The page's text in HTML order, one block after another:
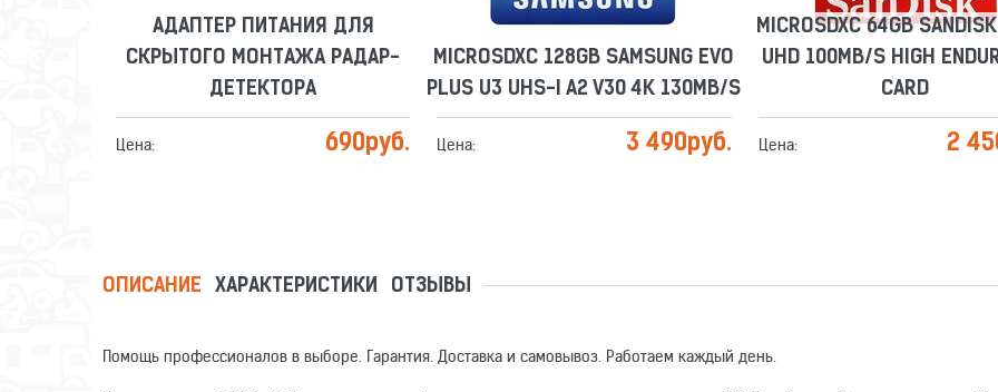
АДАПТЕР ПИТАНИЯ ДЛЯ
СКРЫТОГО МОНТАЖА РАДАР-
ДЕТЕКТОРА
Цена: 690руб.
MICROSDXC 128GB SAMSUNG EVO
PLUS U3 UHS-I A2 V30 4K 130MB/S
Цена: 3 490руб.
MICROSDXC 64GB
UHD 100MB/S HIGH
CARD
Цена: 2
ОПИСАНИЕ ХАРАКТЕРИСТИКИ ОТЗЫВЫ
Помощь профессионалов в выборе. Гарантия. Доставка и самовывоз. Работаем каждый день.